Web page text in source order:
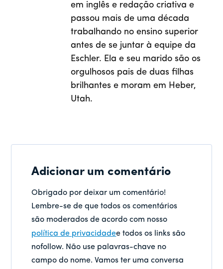
em inglês e redação criativa e
passou mais de uma década
trabalhando no ensino superior
antes de se juntar à equipe da
Eschler. Ela e seu marido são os
orgulhosos pais de duas filhas
brilhantes e moram em Heber,
Utah.
Adicionar um comentário
Obrigado por deixar um comentário!
Lembre-se de que todos os comentários
são moderados de acordo com nosso
política de privacidadee todos os links são
nofollow. Não use palavras-chave no
campo do nome. Vamos ter uma conversa